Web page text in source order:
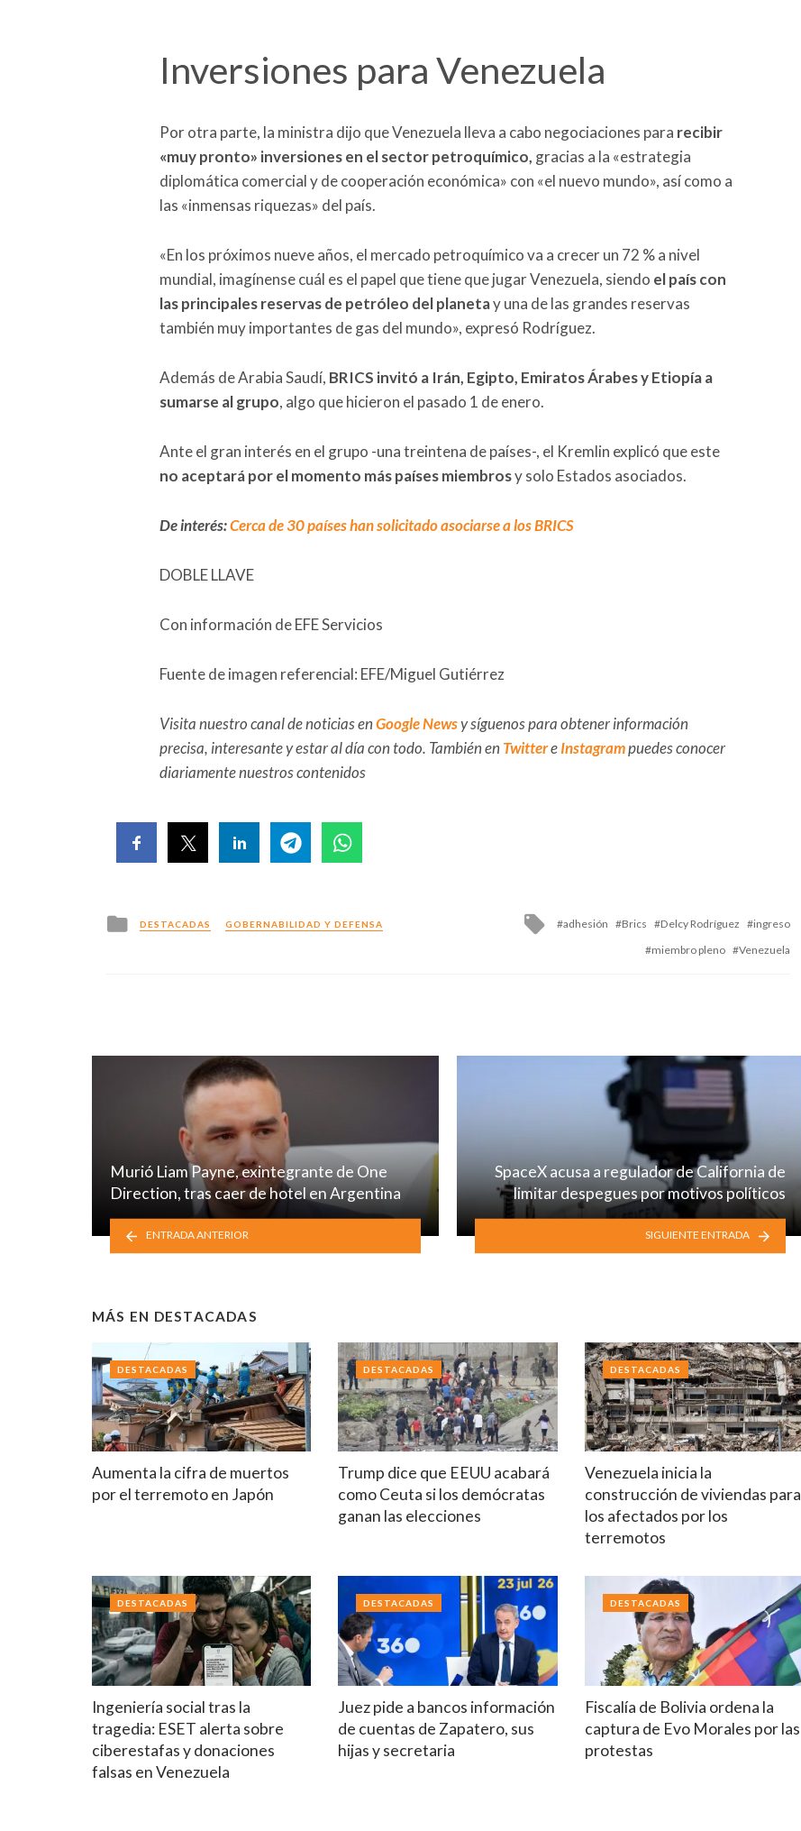
Inversiones para Venezuela
Por otra parte, la ministra dijo que Venezuela lleva a cabo negociaciones para recibir
«muy pronto» inversiones en el sector petroquímico, gracias a la «estrategia
diplomática comercial y de cooperación económica» con «el nuevo mundo», así como a
las «inmensas riquezas» del país.
«En los próximos nueve años, el mercado petroquímico va a crecer un 72 % a nivel
mundial, imagínense cuál es el papel que tiene que jugar Venezuela, siendo el país con
las principales reservas de petróleo del planetay una de las grandes reservas
también muy importantes de gas del mundo», expresó Rodríguez.
Además de Arabia Saudí, BRICS invitó a Irán, Egipto, Emiratos Árabes y Etiopía a
sumarse al grupo, algo que hicieron el pasado 1 de enero.
Ante el gran interés en el grupo -una treintena de países-, el Kremlin explicó que este
no aceptará por el momento más países miembrosy solo Estados asociados.
De interés:Cerca de 30 países han solicitado asociarse a los BRICS
DOBLE LLAVE
Con información de EFE Servicios
Fuente de imagen referencial: EFE/Miguel Gutiérrez
Visita nuestro canal de noticias enGoogle Newsy síguenos para obtener información
precisa, interesante y estar al día con todo. También en TwittereInstagrampuedes conocer
diariamente nuestros contenidos
Posted
in
DESTACADAS GOBERNABILIDAD Y DEFENSA
Tagged
adhesión Brics Delcy Rodríguez
ingreso
miembro pleno
Venezuela
Murió Liam Payne, exintegrante de One
Direction, tras caer de hotel en Argentina
ENTRADA ANTERIOR
SpaceX acusa a regulador de California de
limitar despegues por motivos políticos
SIGUIENTE ENTRADA
MÁS EN DESTACADAS
Aumenta la cifra de muertos
por el terremoto en Japón
DESTACADAS
Trump dice que EEUU acabará
como Ceuta si los demócratas
ganan las elecciones
DESTACADAS
Venezuela inicia la
construcción de viviendas para
los afectados por los
terremotos
DESTACADAS
Ingeniería social tras la
tragedia: ESET alerta sobre
ciberestafas y donaciones
falsas en Venezuela
DESTACADAS
Juez pide a bancos información
de cuentas de Zapatero, sus
hijas y secretaria
DESTACADAS
Fiscalía de Bolivia ordena la
captura de Evo Morales por las
protestas
DESTACADAS